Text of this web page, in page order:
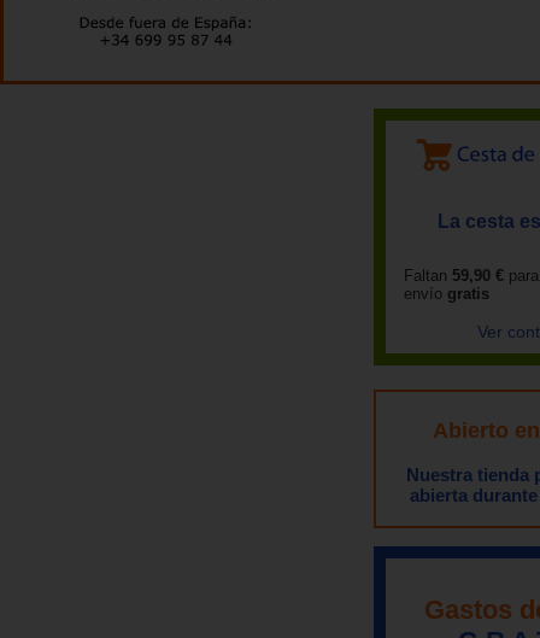
La cesta
Faltan 59,90 €
envío gratis
Ver
Abierto
Nuestra tienda
abierta
Gastos